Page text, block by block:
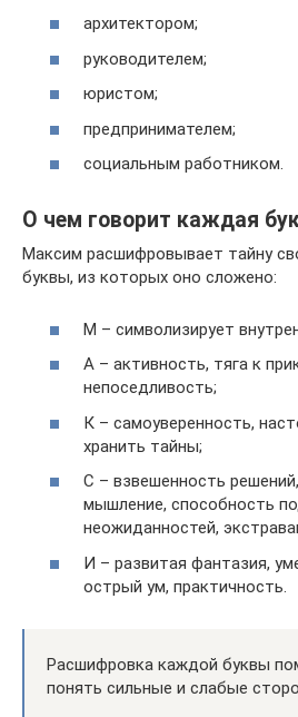
архитектором;
руководителем;
юристом;
предпринимателем;
социальным работником.
О чем говорит каждая
Максим расшифровывает тайну
буквы, из которых оно сложено:
М – символизирует
А – активность, тяга к
непоседливость;
К – самоуверенность,
хранить тайны;
С – взвешенность
мышление, способность
неожиданностей,
И – развитая фантазия,
острый ум, практичность.
Расшифровка каждой буквы
понять сильные и слабые